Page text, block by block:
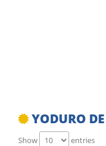
YODURO
Show entries